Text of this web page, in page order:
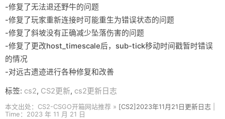
-修复了无法退还野牛的问题
-修复了玩家重新连接时可能重生为错误状态的问题
-修复了斜坡没有正确减少坠落伤害的问题
-修复了更改host_timescale后，sub-tick移动时间戳暂时错误
的情况
-对远古遗迹进行各种修复和改善
标签: cs2, CS2更新, cs2更新日志
本文出处：CS2-CSGO开箱网站推荐 » [CS2]2023年11月21日更新日志
Time：2023 年 11 月 21 日